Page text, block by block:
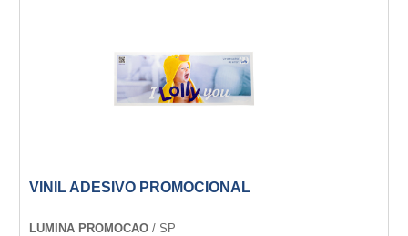
VINIL ADESIVO PROMOCIONAL
LUMINA PROMOCAO / SP